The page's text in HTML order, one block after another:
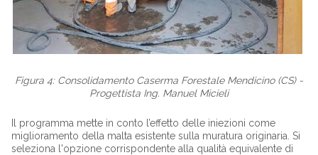
Figura 4: Consolidamento Caserma Forestale Mendicino (CS) -
Progettista Ing. Manuel Micieli
Il programma mette in conto l’effetto delle iniezioni come
miglioramento della malta esistente sulla muratura originaria. Si
seleziona l'opzione corrispondente alla qualità equivalente di